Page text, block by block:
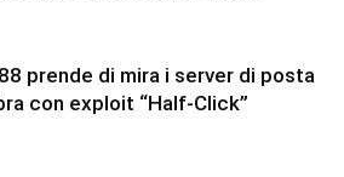
prende di mira i server di posta
con exploit “Half-Click”